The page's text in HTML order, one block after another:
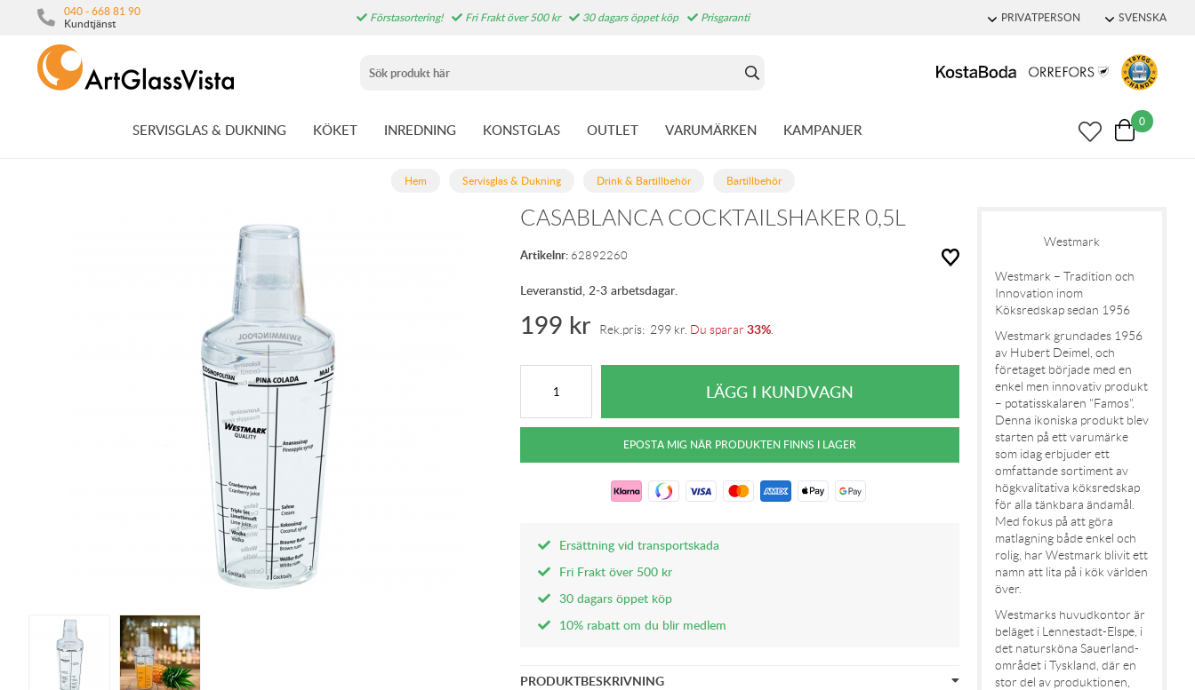
040 - 668 81 90
Kundtjänst
Förstasortering! Fri Frakt över 500 kr 30 dagars öppet köp Prisgaranti PRIVATPERSON SVENSKA
SERVISGLAS & DUKNING KÖKET INREDNING KONSTGLAS OUTLET VARUMÄRKEN KAMPANJER 0
Hem Servisglas & Dukning Drink & Bartillbehör Bartillbehör
CASABLANCA COCKTAILSHAKER 0,5L
Artikelnr: 62892260
Leveranstid, 2-3 arbetsdagar.
199 kr Rek.pris: 299 kr Du sparar33%
Ersättning vid transportskada
Fri Frakt över 500 kr
30 dagars öppet köp
10% rabatt om du blir medlem
PRODUKTBESKRIVNING
Westmark
Westmark – Tradition och
Innovation inom
Köksredskap sedan 1956
Westmark grundades 1956
av Hubert Deimel, och
företaget började med en
enkel men innovativ produkt
– potatisskalaren "Famos".
Denna ikoniska produkt blev
starten på ett varumärke
som idag erbjuder ett
omfattande sortiment av
högkvalitativa köksredskap
för alla tänkbara ändamål.
Med fokus på att göra
matlagning både enkel och
rolig, har Westmark blivit ett
namn att lita på i kök världen
över.
Westmarks huvudkontor är
beläget i Lennestadt-Elspe, i
det natursköna Sauerland-
området i Tyskland, där en
stor del av produktionen,